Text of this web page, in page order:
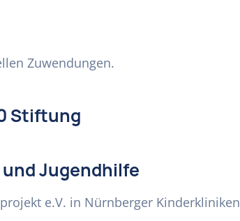
Zuwendungen.
Stiftung
Jugendhilfe
e.V. in Nürnberger Kinderkliniken